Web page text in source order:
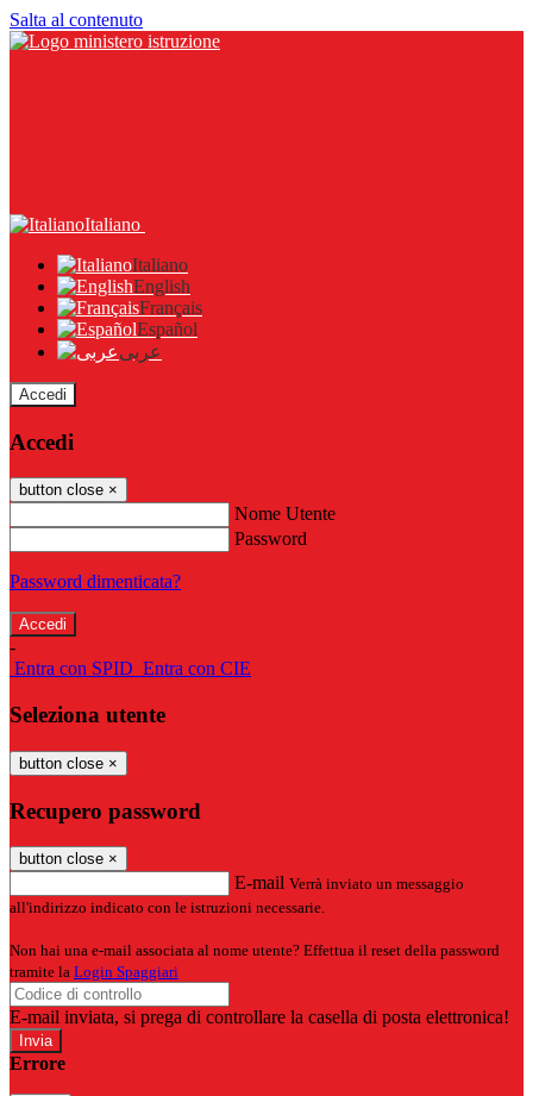
Salta al contenuto
Italiano
Italiano
English
Français
Español
عربى
Accedi
Accedi
button close ×
Nome Utente
Password
Password dimenticata?
-
Entra con SPID Entra con CIE
Seleziona utente
button close ×
Recupero password
button close ×
E-mail Verrà inviato un messaggio
all'indirizzo indicato con le istruzioni necessarie.
Non hai una e-mail associata al nome utente? Effettua il reset della password
tramite la Login Spaggiari
E-mail inviata, si prega di controllare la casella di posta elettronica!
Errore